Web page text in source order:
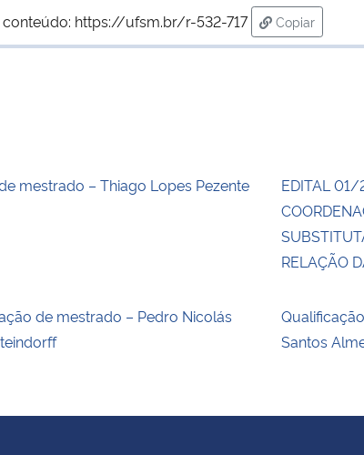
https://ufsm.br/r-532-717
Copiar
para área
mestrado – Thiago Lopes Pezente
EDITAL 01/
RELAÇÃO
de mestrado – Pedro Nicolás
Santos